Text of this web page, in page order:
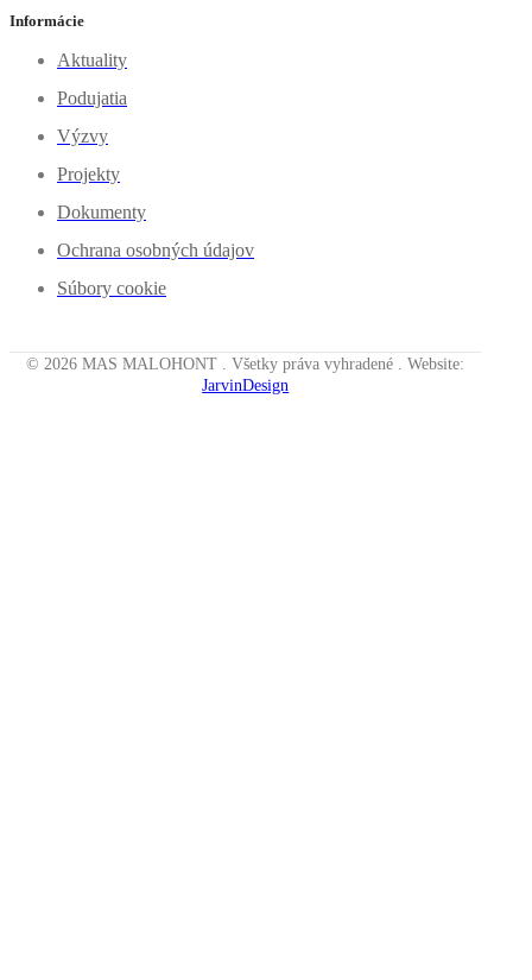
Informácie
Aktuality
Podujatia
Výzvy
Projekty
Dokumenty
Ochrana osobných údajov
Súbory cookie
© 2026 MAS MALOHONT . Všetky práva vyhradené . Website:
JarvinDesign